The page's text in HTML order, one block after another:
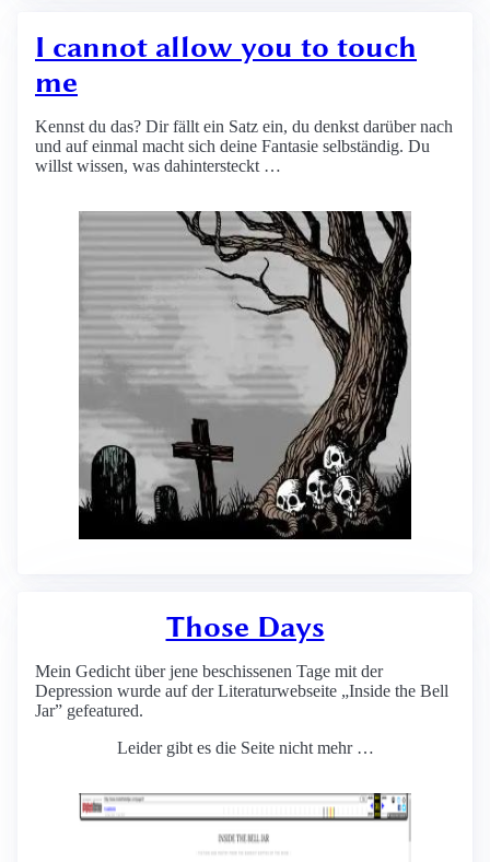
I cannot allow you to touch
me
Kennst du das? Dir fällt ein Satz ein, du denkst darüber nach
und auf einmal macht sich deine Fantasie selbständig. Du
willst wissen, was dahintersteckt …
Those Days
Mein Gedicht über jene beschissenen Tage mit der
Depression wurde auf der Literaturwebseite „Inside the Bell
Jar” gefeatured.
Leider gibt es die Seite nicht mehr …